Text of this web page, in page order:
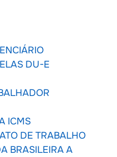
DU-E
ICMS
DE TRABALHO
BRASILEIRA A